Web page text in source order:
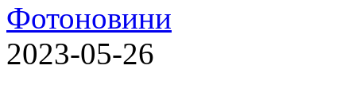
Фотоновини
2023-05-26